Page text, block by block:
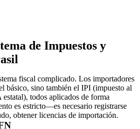
de Impuestos y
fiscal complicado. Los importadores
básico, sino también el IPI (impuesto al
todos aplicados de forma
es estricto—es necesario registrarse
obtener licencias de importación.